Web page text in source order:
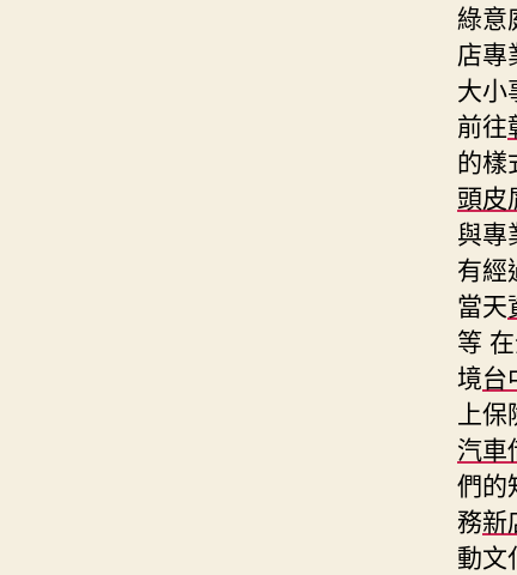
綠意
店專
大小
前往
的樣
頭皮
與專
有經
當天
等
境台
上
汽車
們的
務新
動文